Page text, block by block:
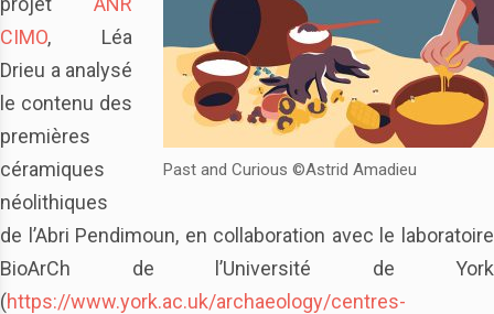
Past and Curious ©Astrid Amadieu
CIMO, Léa
Drieu a analysé
le contenu des
premières
céramiques
néolithiques
de l’Abri Pendimoun, en collaboration avec le laboratoire
BioArCh de l’Université de York
(https://www.york.ac.uk/archaeology/centres-